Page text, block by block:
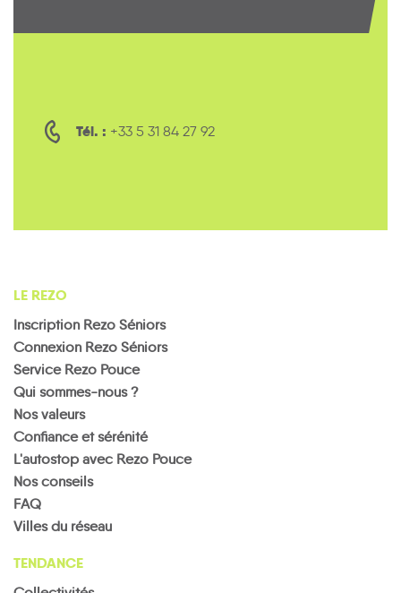
Tél. : +33 5 31 84 27 92
LE REZO
Inscription Rezo Séniors
Connexion Rezo Séniors
Service Rezo Pouce
Qui sommes-nous ?
Nos valeurs
Confiance et sérénité
L'autostop avec Rezo Pouce
Nos conseils
FAQ
Villes du réseau
TENDANCE